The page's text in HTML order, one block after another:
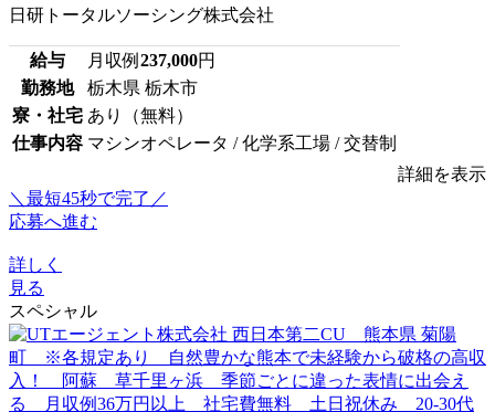
日研トータルソーシング株式会社
給与 月収例 237,000円
勤務地
栃木県 栃木市
寮・社宅 あり（無料）
仕事内容 マシンオペレータ / 化学系工場 / 交替制
詳細を表示
＼最短45秒で完了／
応募へ進む
詳しく
見る
スペシャル